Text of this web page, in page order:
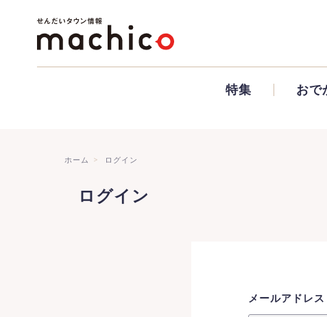
特集 おで
ホーム ログイン
ログイン
メールアドレス